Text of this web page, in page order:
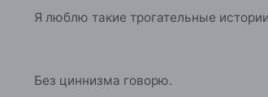
Я люблю такие трогательные
Без циннизма говорю.